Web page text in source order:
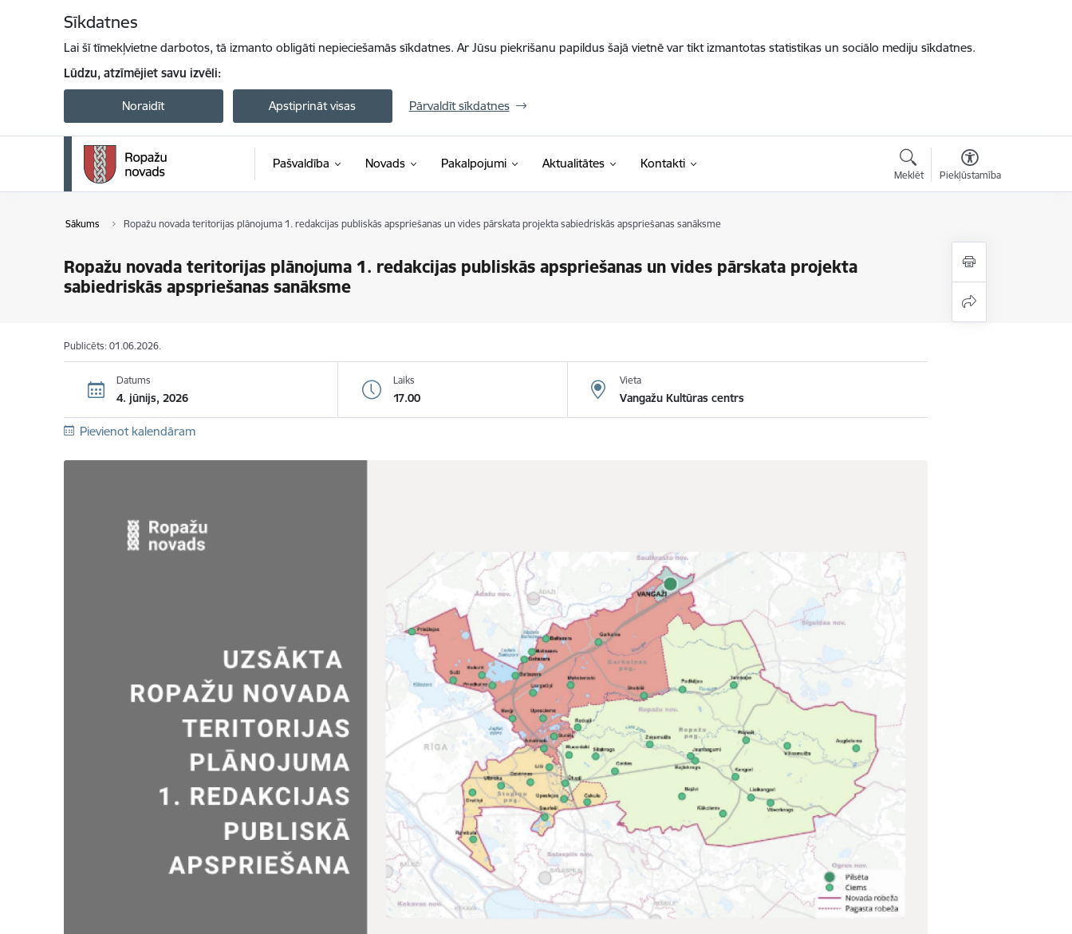
Sīkdatnes
Lai šī tīmekļvietne darbotos, tā izmanto obligāti nepieciešamās sīkdatnes. Ar Jūsu piekrišanu papildus šajā vietnē var tikt izmantotas statistikas un sociālo mediju sīkdatnes.
Lūdzu, atzīmējiet savu izvēli:
Noraidīt Apstiprināt visas Pārvaldīt sīkdatnes
Pašvaldība Novads Pakalpojumi Aktualitātes Kontakti
Meklēt Piekļūstamība
Sākums Ropažu novada teritorijas plānojuma 1. redakcijas publiskās apspriešanas un vides pārskata projekta sabiedriskās apspriešanas sanāksme
Ropažu novada teritorijas plānojuma 1. redakcijas publiskās apspriešanas un vides pārskata projekta
sabiedriskās apspriešanas sanāksme
Publicēts: 01.06.2026.
Datums
4. jūnijs, 2026
Laiks
17.00
Vieta
Vangažu Kultūras centrs
Pievienot kalendāram